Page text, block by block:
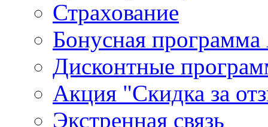
Страхование
Бонусная
Дисконтные
Акция "Скидка за
Экстренная связь